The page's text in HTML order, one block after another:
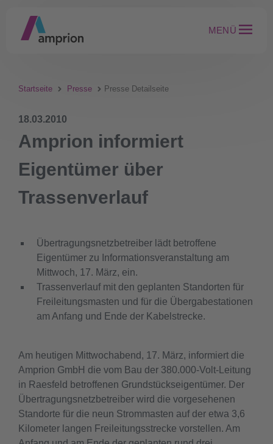
MENÜ
Startseite Presse Presse Detailseite
18.03.2010
Amprion informiert
Eigentümer über
Trassenverlauf
Übertragungsnetzbetreiber lädt betroffene
Eigentümer zu Informationsveranstaltung am
Mittwoch, 17. März, ein.
Trassenverlauf mit den geplanten Standorten für
Freileitungsmasten und für die Übergabestationen
am Anfang und Ende der Kabelstrecke.
Am heutigen Mittwochabend, 17. März, informiert die
Amprion GmbH die vom Bau der 380.000-Volt-Leitung
in Raesfeld betroffenen Grundstückseigentümer. Der
Übertragungsnetzbetreiber wird die vorgesehenen
Standorte für die neun Strommasten auf der etwa 3,6
Kilometer langen Freileitungsstrecke vorstellen. Am